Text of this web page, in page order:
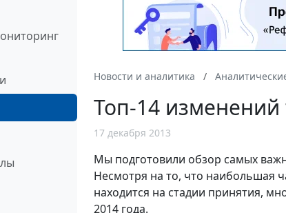
Новости и аналитика
Топ-14 изменений
17 декабря 2013
Мы подготовили обзор самых
Несмотря на то, что наибольшая
находится на стадии принятия,
2014 года.